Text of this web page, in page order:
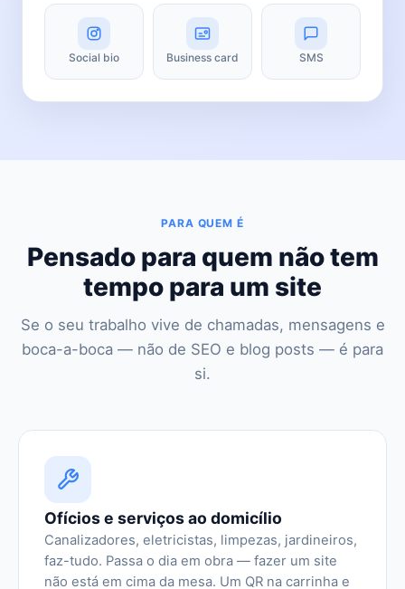
Social bio Business card SMS
PARA QUEM É
Pensado para quem não tem
tempo para um site
Se o seu trabalho vive de chamadas, mensagens e
boca-a-boca — não de SEO e blog posts — é para
si.
Ofícios e serviços ao domicílio
Canalizadores, eletricistas, limpezas, jardineiros,
faz-tudo. Passa o dia em obra — fazer um site
não está em cima da mesa. Um QR na carrinha e